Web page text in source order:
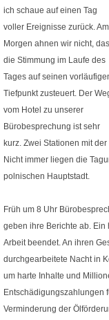
ich schaue auf einen Tag
voller Ereignisse zurück. Am
Morgen ahnen wir nicht,
die Stimmung im Laufe des
Tages auf seinen
Tiefpunkt zusteuert. Der
vom Hotel zu unserer
Bürobesprechung ist sehr
kurz. Zwei Stationen mit
Nicht immer liegen die
polnischen Hauptstadt.
Früh um 8 Uhr
geben ihre Berichte ab. Ein
Arbeit beendet. An ihren
durchgearbeitete Nacht in
um harte Inhalte und
Entschädigungszahlungen
Verminderung der